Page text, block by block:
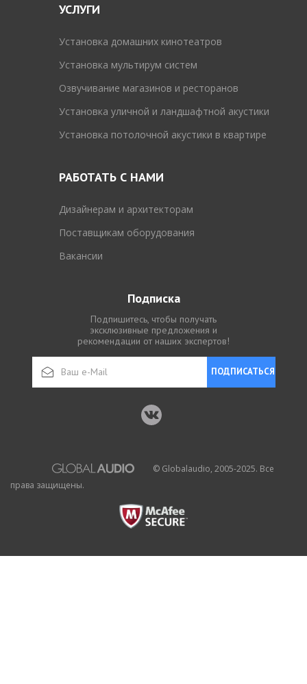
УСЛУГИ
Установка домашних кинотеатров
Установка мультирум систем
Озвучивание магазинов и ресторанов
Установка уличной и ландшафтной акустики
Установка потолочной акустики в квартире
РАБОТАТЬ С НАМИ
Дизайнерам и архитекторам
Поставщикам оборудования
Вакансии
Подписка
Подпишитесь, чтобы получать
эксклюзивные предложения и
рекомендации от наших экспертов!
ПОДПИСАТЬСЯ
© Globalaudio, 2005-2025. Все
права защищены.